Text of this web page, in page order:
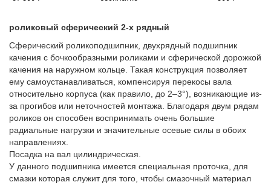
роликовый сферический 2-х рядный
Сферический роликоподшипник, двухрядный подшипник
качения с бочкообразными роликами и сферической дорожкой
качения на наружном кольце. Такая конструкция позволяет
ему самоустанавливаться, компенсируя перекосы вала
относительно корпуса (как правило, до 2–3°), возникающие из-
за прогибов или неточностей монтажа. Благодаря двум рядам
роликов он способен воспринимать очень большие
радиальные нагрузки и значительные осевые силы в обоих
направлениях.
Посадка на вал цилиндрическая.
У данного подшипника имеется специальная проточка, для
смазки которая служит для того, чтобы смазочный материал